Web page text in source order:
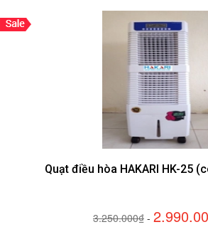
Quạt điều hòa HAKARI HK-25
3.250.000₫ -